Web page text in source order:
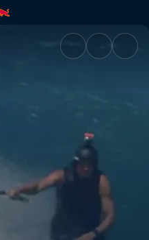
to Shine | Red